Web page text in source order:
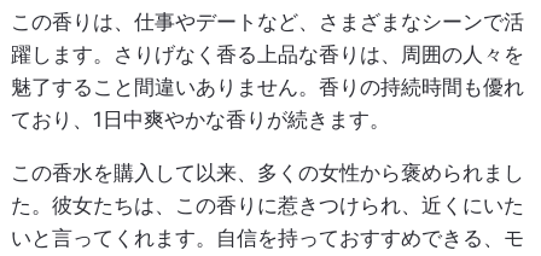
この香りは、仕事やデートなど、さまざまなシーンで活
躍します。さりげなく香る上品な香りは、周囲の人々を
魅了すること間違いありません。香りの持続時間も優れ
ており、1日中爽やかな香りが続きます。
この香水を購入して以来、多くの女性から褒められまし
た。彼女たちは、この香りに惹きつけられ、近くにいた
いと言ってくれます。自信を持っておすすめできる、モ